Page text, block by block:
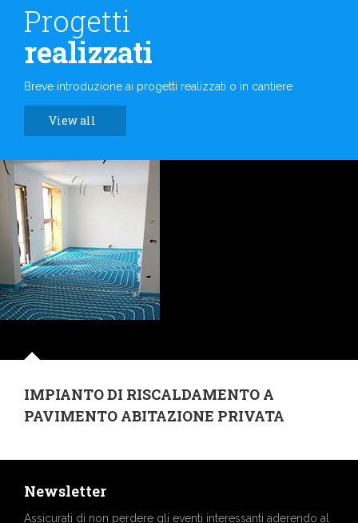
Progetti
realizzati
Breve introduzione ai progetti realizzati o in cantiere
View all
IMPIANTO DI RISCALDAMENTO A
PAVIMENTO ABITAZIONE PRIVATA
Newsletter
Assicurati di non perdere gli eventi interessanti aderendo al